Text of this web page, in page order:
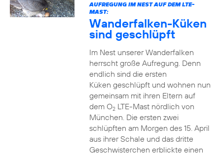
AUFREGUNG IM NEST AUF DEM LTE-
MAST:
Wanderfalken-Küken
sind geschlüpft
Im Nest unserer Wanderfalken
herrscht große Aufregung. Denn
endlich sind die ersten
Küken geschlüpft und wohnen nun
gemeinsam mit ihren Eltern auf
dem O2LTE-Mast nördlich von
München. Die ersten zwei
schlüpften am Morgen des 15. April
aus ihrer Schale und das dritte
Geschwisterchen erblickte einen